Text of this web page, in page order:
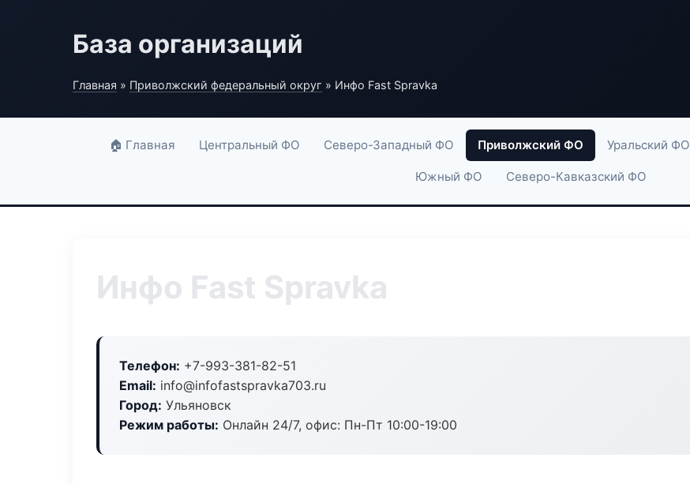
База организаций
Главная » Приволжский федеральный округ » Инфо Fast Spravka
🏠 Главная Центральный ФО Северо-Западный ФО Приволжский ФО Уральский ФО
Южный ФО Северо-Кавказский ФО
Инфо Fast Spravka
Телефон: +7-993-381-82-51
Email: info@infofastspravka703.ru
Город: Ульяновск
Режим работы: Онлайн 24/7, офис: Пн-Пт 10:00-19:00